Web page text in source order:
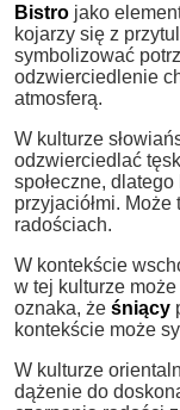
Bistro jako
kojarzy się z
symbolizować
odzwierciedlenie
atmosferą.
W kulturze
odzwierciedlać
społeczne, dlatego
przyjaciółmi.
radościach.
W kontekście
w tej kulturze
oznaka, że śniący
kontekście może
W kulturze
dążenie do